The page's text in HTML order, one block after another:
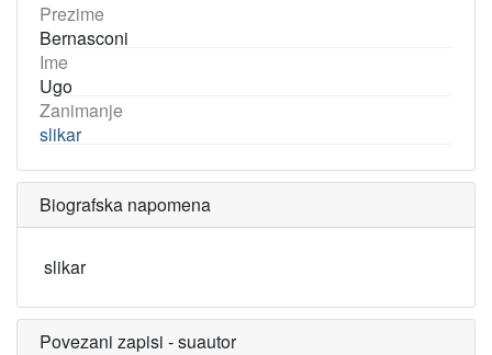
Prezime
Bernasconi
Ime
Ugo
Zanimanje
slikar
Biografska napomena
slikar
Povezani zapisi - suautor